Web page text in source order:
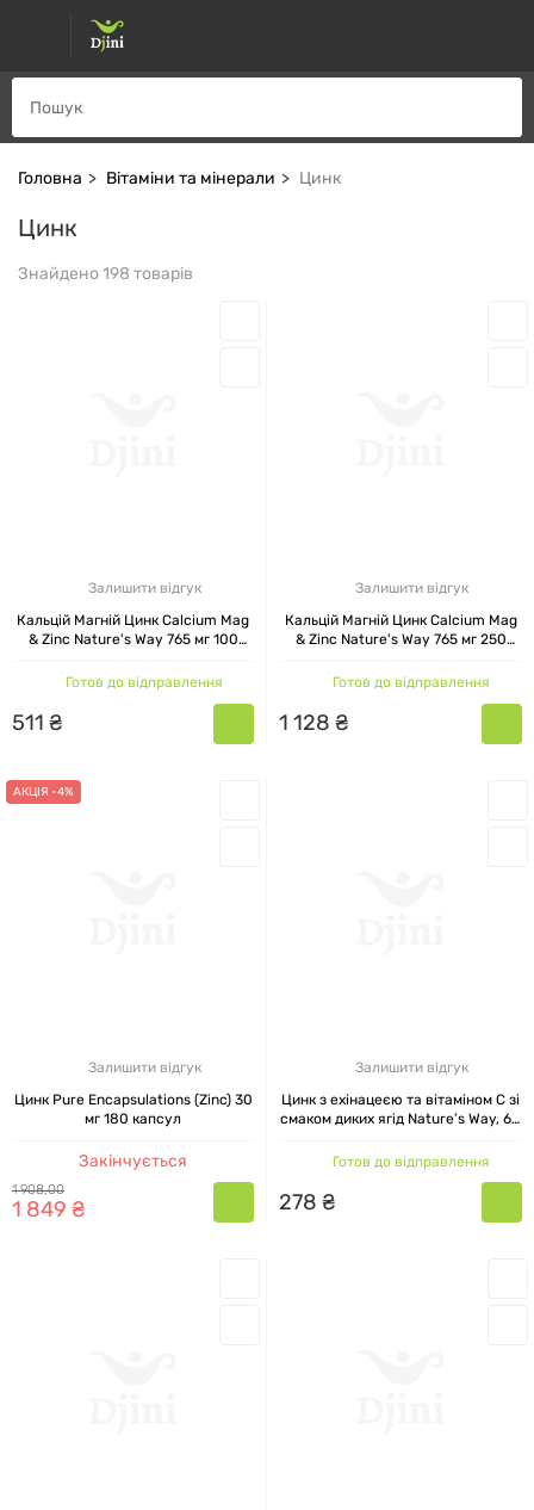
Головна Вітаміни та мінерали Цинк
Цинк
Знайдено 198 товарів
Залишити відгук
Кальцій Магній Цинк Calcium Mag
& Zinc Nature's Way 765 мг 100
Готов до відправлення
511 ₴
Залишити відгук
Кальцій Магній Цинк Calcium Mag
& Zinc Nature's Way 765 мг 250
Готов до відправлення
1 128 ₴
АКЦІЯ -4%
Залишити відгук
Цинк Pure Encapsulations (Zinc) 30
мг 180 капсул
Закінчується
1 908,00
1 849 ₴
Залишити відгук
Цинк з ехінацеєю та вітаміном C зі
смаком диких ягід Nature’s Way, 60
Готов до відправлення
278 ₴